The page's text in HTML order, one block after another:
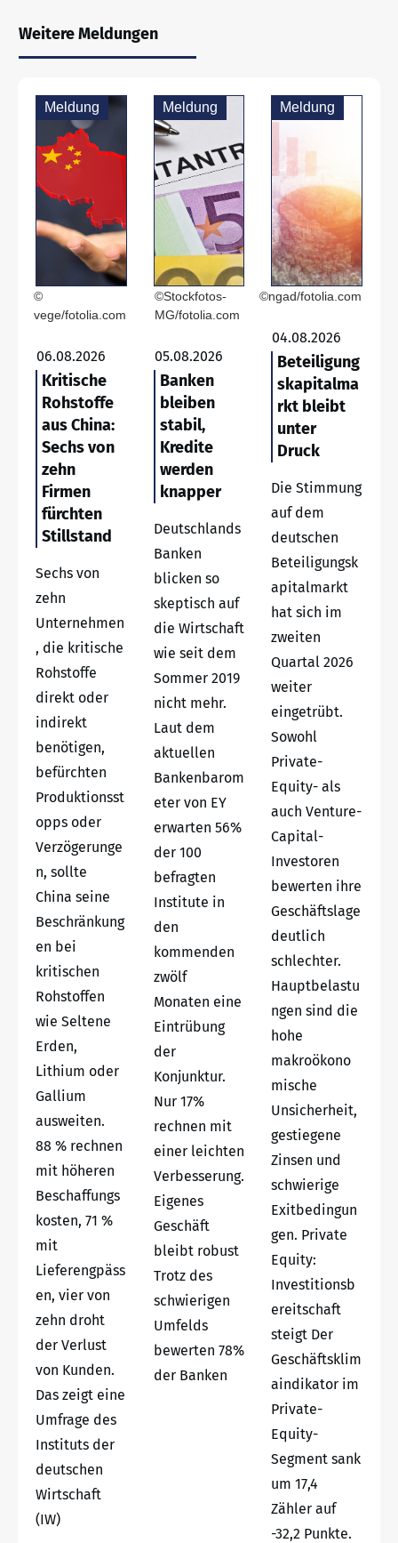
Weitere Meldungen
Meldung
©
vege/fotolia.com
06.08.2026
Kritische
Rohstoffe
aus China:
Sechs von
zehn
Firmen
fürchten
Stillstand
Sechs von
zehn
Unternehmen
, die kritische
Rohstoffe
direkt oder
indirekt
benötigen,
befürchten
Produktionsst
opps oder
Verzögerunge
n, sollte
China seine
Beschränkung
en bei
kritischen
Rohstoffen
wie Seltene
Erden,
Lithium oder
Gallium
ausweiten.
88 % rechnen
mit höheren
Beschaffungs
kosten, 71 %
mit
Lieferengpäss
en, vier von
zehn droht
der Verlust
von Kunden.
Das zeigt eine
Umfrage des
Instituts der
deutschen
Wirtschaft
(IW)
Meldung
©Stockfotos-
MG/fotolia.com
05.08.2026
Banken
bleiben
stabil,
Kredite
werden
knapper
Deutschlands
Banken
blicken so
skeptisch auf
die Wirtschaft
wie seit dem
Sommer 2019
nicht mehr.
Laut dem
aktuellen
Bankenbarom
eter von EY
erwarten 56%
der 100
befragten
Institute in
den
kommenden
zwölf
Monaten eine
Eintrübung
der
Konjunktur.
Nur 17%
rechnen mit
einer leichten
Verbesserung.
Eigenes
Geschäft
bleibt robust
Trotz des
schwierigen
Umfelds
bewerten 78%
der Banken
Meldung
©ngad/fotolia.com
04.08.2026
Beteiligung
skapitalma
rkt bleibt
unter
Druck
Die Stimmung
auf dem
deutschen
Beteiligungsk
apitalmarkt
hat sich im
zweiten
Quartal 2026
weiter
eingetrübt.
Sowohl
Private-
Equity- als
auch Venture-
Capital-
Investoren
bewerten ihre
Geschäftslage
deutlich
schlechter.
Hauptbelastu
ngen sind die
hohe
makroökono
mische
Unsicherheit,
gestiegene
Zinsen und
schwierige
Exitbedingun
gen. Private
Equity:
Investitionsb
ereitschaft
steigt Der
Geschäftsklim
aindikator im
Private-
Equity-
Segment sank
um 17,4
Zähler auf
-32,2 Punkte.